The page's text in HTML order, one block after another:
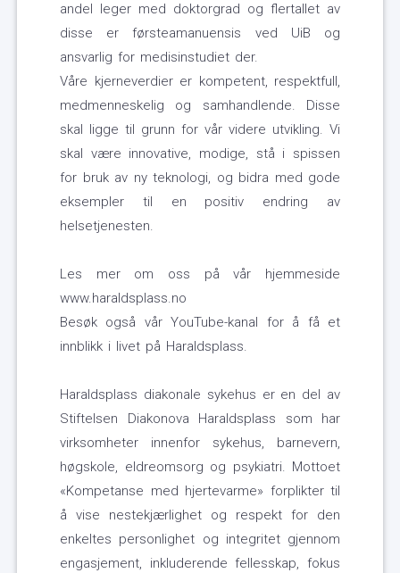
andel leger med doktorgrad og flertallet av
disse er førsteamanuensis ved UiB og
ansvarlig for medisinstudiet der.
Våre kjerneverdier er kompetent, respektfull,
medmenneskelig og samhandlende. Disse
skal ligge til grunn for vår videre utvikling. Vi
skal være innovative, modige, stå i spissen
for bruk av ny teknologi, og bidra med gode
eksempler til en positiv endring av
helsetjenesten.
Les mer om oss på vår hjemmeside
www.haraldsplass.no
Besøk også vår YouTube-kanal for å få et
innblikk i livet på Haraldsplass.
Haraldsplass diakonale sykehus er en del av
Stiftelsen Diakonova Haraldsplass som har
virksomheter innenfor sykehus, barnevern,
høgskole, eldreomsorg og psykiatri. Mottoet
«Kompetanse med hjertevarme» forplikter til
å vise nestekjærlighet og respekt for den
enkeltes personlighet og integritet gjennom
engasjement, inkluderende fellesskap, fokus